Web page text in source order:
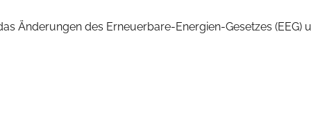
Änderungen des Erneuerbare-Energien-Gesetzes (EEG)